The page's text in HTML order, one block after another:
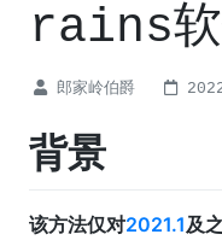
rains软
郎家岭伯爵
背景
该方法仅对2021.1及